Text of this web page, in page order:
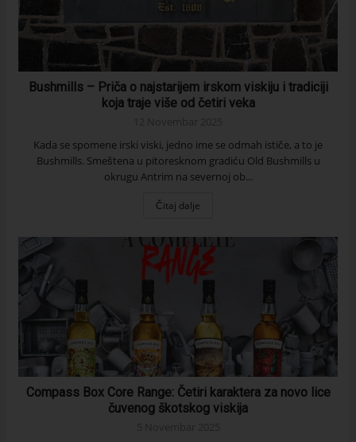
Bushmills – Priča o najstarijem irskom viskiju i tradiciji
koja traje više od četiri veka
Kada se spomene irski viski, jedno ime se odmah ističe, a to je
Bushmills. Smeštena u pitoresknom gradiću Old Bushmills u
okrugu Antrim na severnoj ob...
Čitaj dalje
Compass Box Core Range: Četiri karaktera za novo lice
čuvenog škotskog viskija